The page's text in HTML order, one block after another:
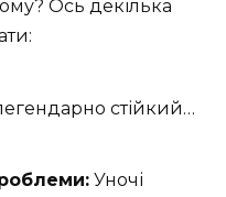
Ось декілька
стійкий…
Уночі